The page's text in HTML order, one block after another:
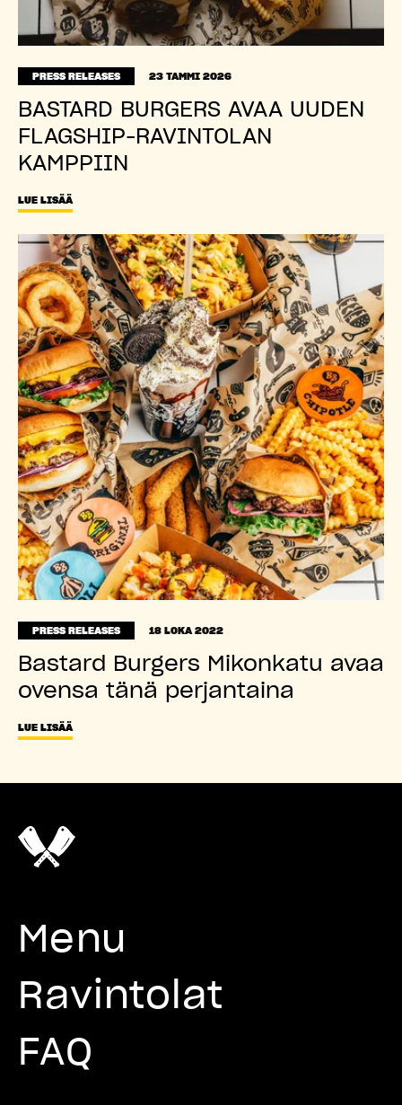
PRESS RELEASES 23 TAMMI 2026
BASTARD BURGERS AVAA UUDEN
FLAGSHIP-RAVINTOLAN
KAMPPIIN
LUE LISÄÄ
PRESS RELEASES 18 LOKA 2022
Bastard Burgers Mikonkatu avaa
ovensa tänä perjantaina
LUE LISÄÄ
Menu
Ravintolat
FAQ